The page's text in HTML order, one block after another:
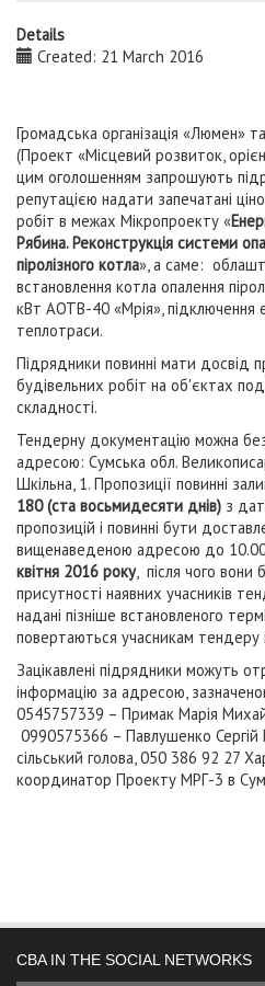
Details
Created: 21 March 2016
Громадська організація «Люмен»
(Проект «Місцевий розвиток,
цим оголошенням запрошують
репутацією надати запечатані
робіт в межах Мікропроекту «
Рябина. Реконструкція системи
піролізного котла», а саме:
встановлення котла опалення
кВт АОТВ-40 «Мрія», підключення
теплотраси.
Підрядники повинні мати досвід
будівельних робіт на об'єктах
складності.
Тендерну документацію можна
адресою: Сумська обл.
Шкільна, 1. Пропозиції повинні
180 (ста восьмидесяти днів) з
пропозицій і повинні бути
вищенаведеною адресою до 10.00
квітня 2016 року, після чого вони
присутності наявних учасників
надані пізніше встановленого
повертаються учасникам
Зацікавлені підрядники можуть
інформацію за адресою,
0545757339 – Примак Марія
0990575366 – Павлушенко Сергій
сільський голова, 050 386 92 27
координатор Проекту МРГ-3 в
CBA IN THE SOCIAL NETWORKS